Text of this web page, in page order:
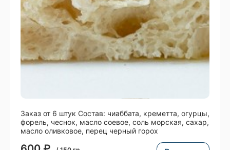
Заказ от 6 штук Состав: чиаббата, креметта, огурцы,
форель, чеснок, масло соевое, соль морская, сахар,
масло оливковое, перец черный горох